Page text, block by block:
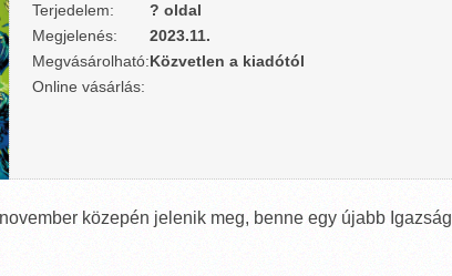
Terjedelem:
? oldal
Megjelenés:
2023.11.
Megvásárolható:Közvetlen a kiadótól
Online vásárlás:
közepén jelenik meg, benne egy újabb Igazság